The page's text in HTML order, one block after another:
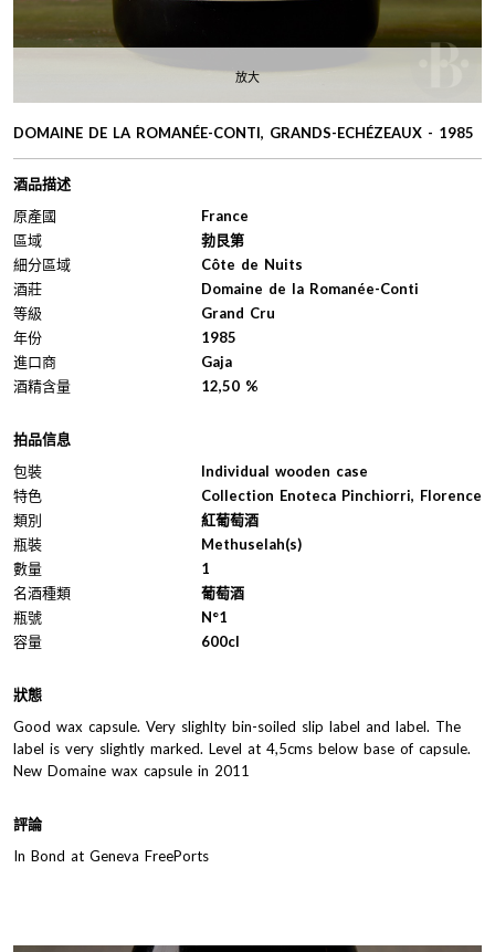
放大
DOMAINE DE LA ROMANÉE-CONTI, GRANDS-ECHÉZEAUX - 1985
酒品描述
原產國
France
區域
勃艮第
細分區域
Côte de Nuits
酒莊
Domaine de la Romanée-Conti
等級
Grand Cru
年份
1985
進口商
Gaja
酒精含量
12,50 %
拍品信息
包裝
Individual wooden case
特色
Collection Enoteca Pinchiorri, Florence
類別
紅葡萄酒
瓶裝
Methuselah(s)
數量
1
名酒種類
葡萄酒
瓶號
N°1
容量
600cl
狀態
Good wax capsule. Very slighlty bin-soiled slip label and label. The
label is very slightly marked. Level at 4,5cms below base of capsule.
New Domaine wax capsule in 2011
評論
In Bond at Geneva FreePorts